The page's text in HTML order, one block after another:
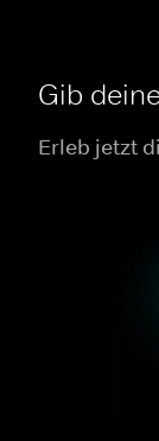
Gib
Erleb jetzt